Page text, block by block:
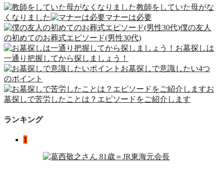
教師をしていた母がな
くなりました
マナーは必要
僕の友人
の初めてのお葬式エピソード(男性30代)
お墓探しは
一通り把握してから探しましょう！
お墓探しで意識したい4つ
のポイント
お
墓探しで苦労したことは？エピソードをご紹介します
ランキング
1